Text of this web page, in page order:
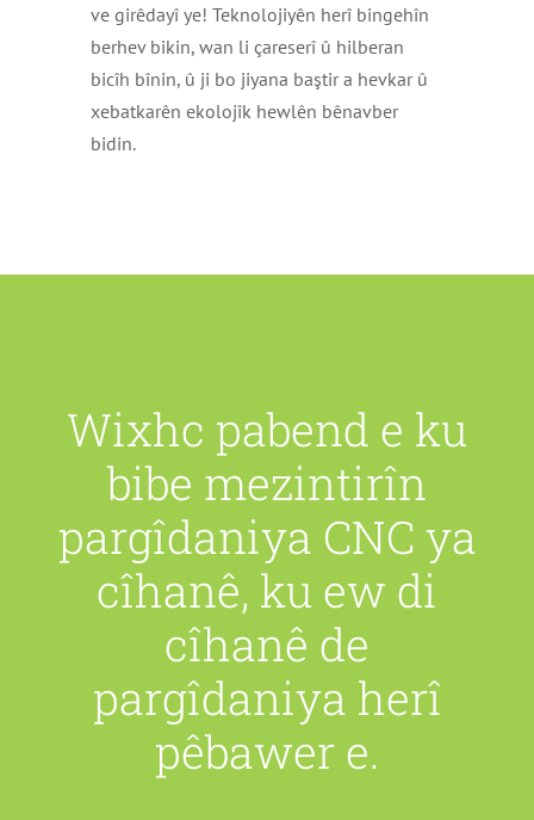
ve girêdayî ye! Teknolojiyên herî bingehîn
berhev bikin, wan li çareserî û hilberan
bicîh bînin, û ji bo jiyana baştir a hevkar û
xebatkarên ekolojîk hewlên bênavber
bidin.
Wixhc pabend e ku
bibe mezintirîn
pargîdaniya CNC ya
cîhanê, ku ew di
cîhanê de
pargîdaniya herî
pêbawer e.